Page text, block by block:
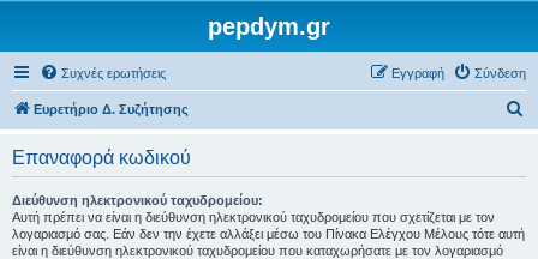
pepdym.gr
Συχνές ερωτήσεις Σύνδεση
Εγγραφή
Ευρετήριο Δ. Συζήτησης
Επαναφορά κωδικού
Διεύθυνση ηλεκτρονικού ταχυδρομείου:
Αυτή πρέπει να είναι η διεύθυνση ηλεκτρονικού ταχυδρομείου που σχετίζεται με τον
λογαριασμό σας. Εάν δεν την έχετε αλλάξει μέσω του Πίνακα Ελέγχου Μέλους τότε αυτή
είναι η διεύθυνση ηλεκτρονικού ταχυδρομείου που καταχωρήσατε με τον λογαριασμό